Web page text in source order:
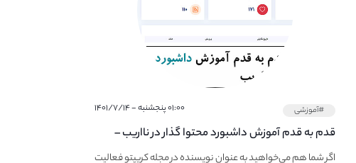
#آموزشی ۰۱:۰۰ پنجشنبه - ۱۴۰۱/۷/۱۴
قدم به قدم آموزش داشبورد محتوا گذار در نااریب –
چجوری در نااریب محتوا بگذاریم؟
اگر شما هم می‌خواهید به عنوان نویسنده در مجله کریپتو فعالیت